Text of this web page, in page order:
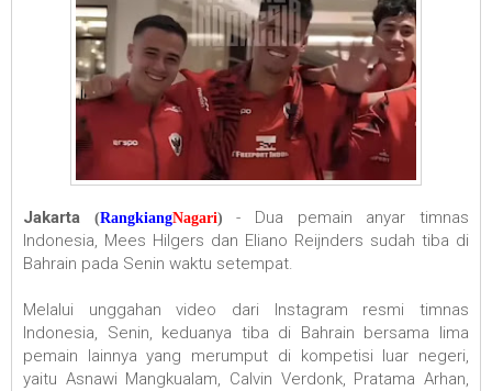
Jakarta (RangkiangNagari)- Dua pemain anyar timnas
Indonesia, Mees Hilgers dan Eliano Reijnders sudah tiba di
Bahrain pada Senin waktu setempat.
Melalui unggahan video dari Instagram resmi timnas
Indonesia, Senin, keduanya tiba di Bahrain bersama lima
pemain lainnya yang merumput di kompetisi luar negeri,
yaitu Asnawi Mangkualam, Calvin Verdonk, Pratama Arhan,